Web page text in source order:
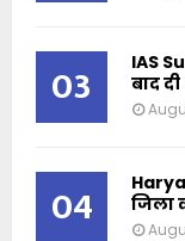
03
IAS
बाद
04
जिला